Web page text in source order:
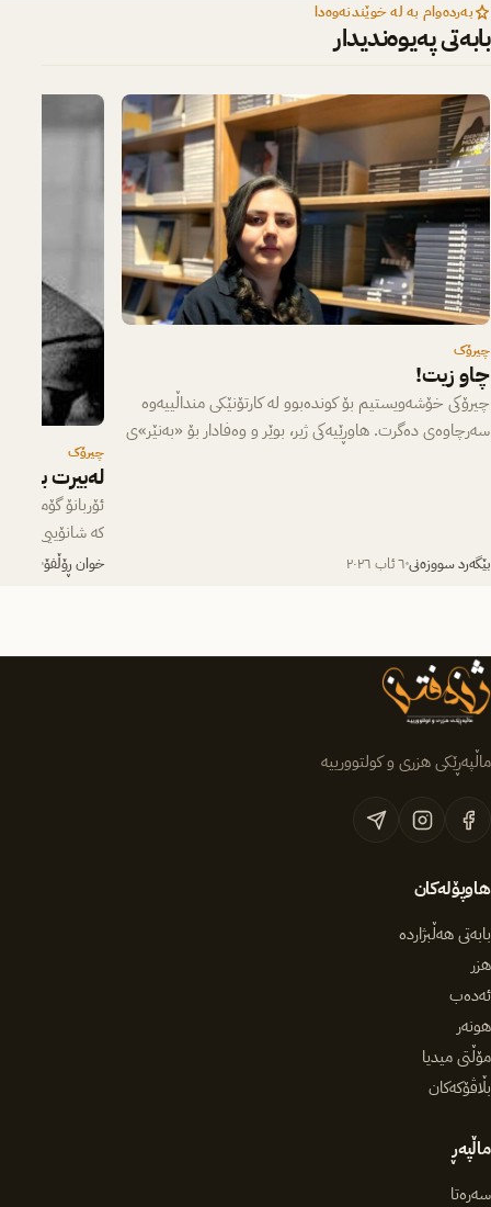
بەردەوام بە لە خوێندنەوەدا
بابەتی پەیوەندیدار
چیرۆک
چاو زیت!
چیرۆکی خۆشەویستیم بۆ کوندەبوو لە کارتۆنێکی منداڵییەوە
سەرچاوەی دەگرت. هاوڕێیەکی ژیر، بوێر و وەفادار بۆ «بەنێر»ی
بێگەرد سووزەنی ٦ ئاب ٢٠٢٦
چیرۆک
لەبیرت بێت
ئۆربانۆ گۆمێزت
کە شانۆییی
سەردەمی پەتای
خوان ڕۆڵفۆ
ماڵپەڕێکی هزری و کولتوورییە
هاوپۆلەکان
بابەتی هەڵبژاردە
هزر
ئەدەب
هونەر
مۆڵتی میدیا
بڵاڤۆکەکان
ماڵپەڕ
سەرەتا